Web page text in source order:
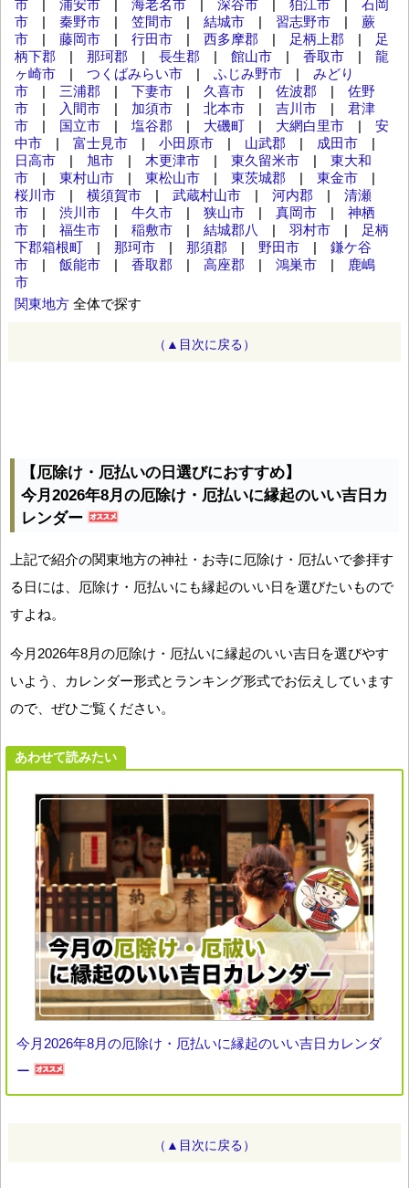
市 浦安市 海老名市 深谷市 狛江市
石岡
市 | 秦野市 | 笠間市 | 結城市 | 習志野市 | 蕨
市 | 藤岡市 | 行田市 | 西多摩郡 | 足柄上郡 |
足
柄下郡 | 那珂郡 | 長生郡 | 館山市 | 香取市 | 龍
ヶ崎市 | つくばみらい市 | ふじみ野市 | みどり
市 | 三浦郡 | 下妻市 | 久喜市 | 佐波郡 | 佐野
市 | 入間市 | 加須市 | 北本市 | 吉川市 | 君津
市 | 国立市 | 塩谷郡 | 大磯町 | 大網白里市 | 安
中市 | 富士見市 | 小田原市 | 山武郡 | 成田市 |
日高市 | 旭市 | 木更津市 | 東久留米市 | 東大和
市 | 東村山市 | 東松山市 | 東茨城郡 | 東金市 |
桜川市 | 横須賀市 | 武蔵村山市 | 河内郡 | 清瀬
市 | 渋川市 | 牛久市 | 狭山市 | 真岡市 | 神栖
市 | 福生市 | 稲敷市 | 結城郡八 | 羽村市 |
足柄
下郡箱根町 | 那珂市 | 那須郡 | 野田市 | 鎌ケ谷
市 | 飯能市 | 香取郡 | 高座郡 | 鴻巣市 |
鹿嶋
市
関東地方 全体で探す
（▲目次に戻る）
【厄除け・厄払いの日選びにおすすめ】
今月2026年8月の厄除け・厄払いに縁起のいい吉日カ
レンダー
上記で紹介の関東地方の神社・お寺に厄除け・厄払いで参拝す
る日には、厄除け・厄払いにも縁起のいい日を選びたいもので
すよね。
今月2026年8月の厄除け・厄払いに縁起のいい吉日を選びやす
いよう、カレンダー形式とランキング形式でお伝えしています
ので、ぜひご覧ください。
あわせて読みたい
今月2026年8月の厄除け・厄払いに縁起のいい吉日カレンダ
ー
（▲目次に戻る）